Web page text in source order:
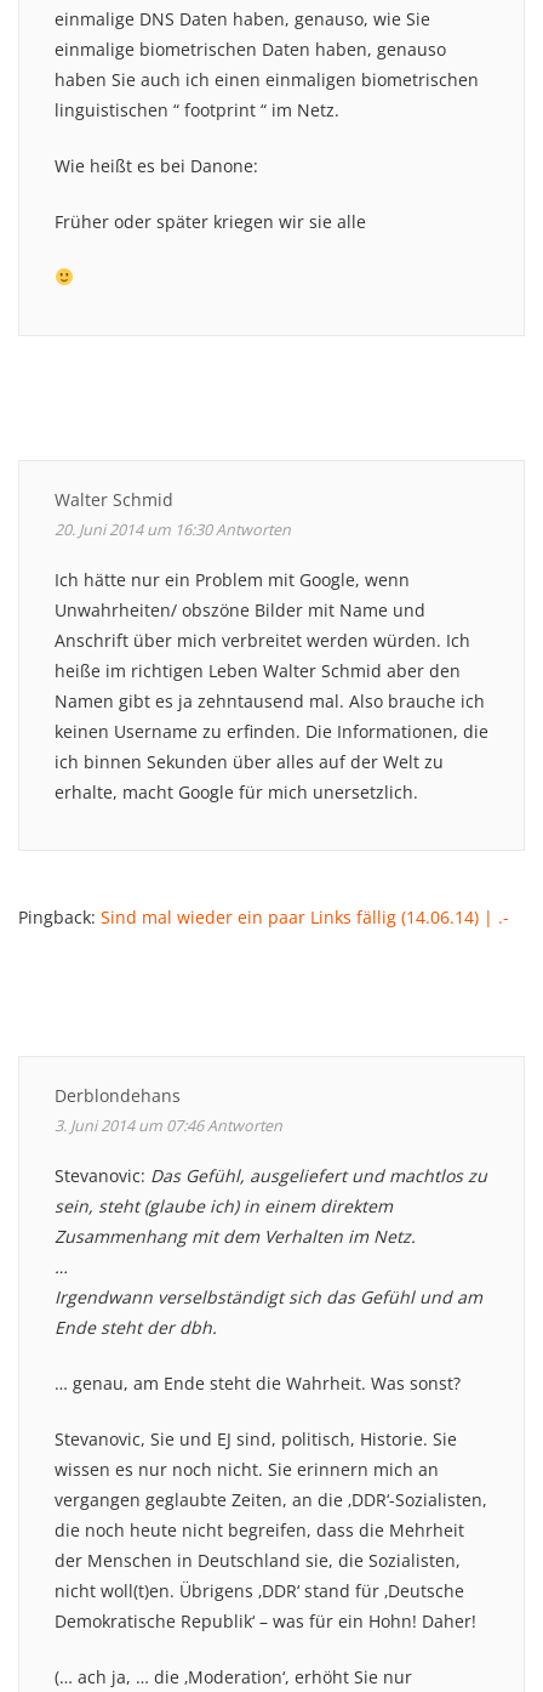
einmalige DNS Daten haben, genauso, wie Sie
einmalige biometrischen Daten haben, genauso
haben Sie auch ich einen einmaligen biometrischen
linguistischen “ footprint “ im Netz.
Wie heißt es bei Danone:
Früher oder später kriegen wir sie alle
Walter Schmid
20. Juni 2014 um 16:30Antworten
Ich hätte nur ein Problem mit Google, wenn
Unwahrheiten/ obszöne Bilder mit Name und
Anschrift über mich verbreitet werden würden. Ich
heiße im richtigen Leben Walter Schmid aber den
Namen gibt es ja zehntausend mal. Also brauche ich
keinen Username zu erfinden. Die Informationen, die
ich binnen Sekunden über alles auf der Welt zu
erhalte, macht Google für mich unersetzlich.
Pingback: Sind mal wieder ein paar Links fällig (14.06.14) | .-
Derblondehans
3. Juni 2014 um 07:46Antworten
Stevanovic: Das Gefühl, ausgeliefert und machtlos zu
sein, steht (glaube ich) in einem direktem
Zusammenhang mit dem Verhalten im Netz.
…
Irgendwann verselbständigt sich das Gefühl und am
Ende steht der dbh.
… genau, am Ende steht die Wahrheit. Was sonst?
Stevanovic, Sie und EJ sind, politisch, Historie. Sie
wissen es nur noch nicht. Sie erinnern mich an
vergangen geglaubte Zeiten, an die ‚DDR‘-Sozialisten,
die noch heute nicht begreifen, dass die Mehrheit
der Menschen in Deutschland sie, die Sozialisten,
nicht woll(t)en. Übrigens ‚DDR‘ stand für ‚Deutsche
Demokratische Republik‘ – was für ein Hohn! Daher!
(… ach ja, … die ‚Moderation‘, erhöht Sie nur